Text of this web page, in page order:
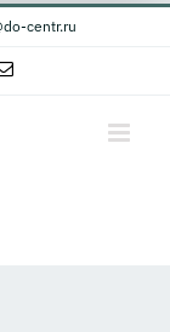
centr.ru
Email